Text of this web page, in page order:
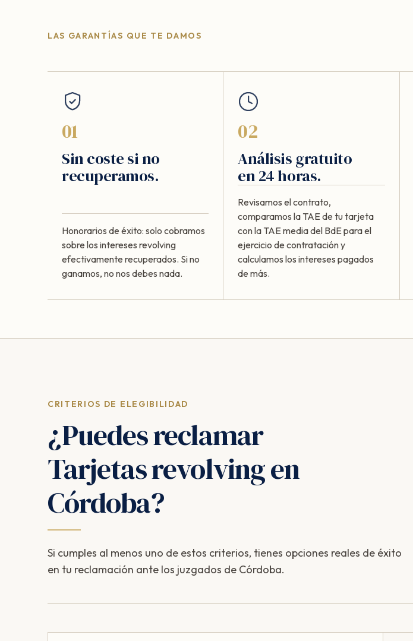
LAS GARANTÍAS QUE TE DAMOS
01
Sin coste si no
recuperamos.
Honorarios de éxito: solo cobramos
sobre los intereses revolving
efectivamente recuperados. Si no
ganamos, no nos debes nada.
02
Análisis gratuito
en 24 horas.
Revisamos el contrato,
comparamos la TAE de tu tarjeta
con la TAE media del BdE para el
ejercicio de contratación y
calculamos los intereses pagados
de más.
CRITERIOS DE ELEGIBILIDAD
¿Puedes reclamar
Tarjetas revolving en
Córdoba?
Si cumples al menos uno de estos criterios, tienes opciones reales de éxito
en tu reclamación ante los juzgados de Córdoba.